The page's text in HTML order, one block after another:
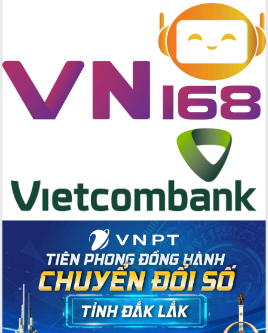
UBND tỉnh Đắk Lắk triển khai công tác
quốc phòng, quân sự địa phương năm
2026
Đắk Lắk tập trung toàn lực khắc phục
tồn tại IUU, sẵn sàng làm việc với
Rộn ràng lễ hội truyền thống Sông
nước Đà Nông lần thứ I năm 2026
Kỳ họp Chuyên đề lần thứ Năm, HĐND
tỉnh Đắk Lắk thông qua các nghị quyết
Thống nhất danh sách giới thiệu ứng
cử đại biểu Quốc hội khoá XVI và đại
biểu HĐND tỉnh Đắk Lắk, nhiệm kỳ
2026-2031
Phát động hai phong trào thi đua quan
trọng trong kỷ nguyên mới
Hội nghị lần thứ tư Ban Chỉ đạo công